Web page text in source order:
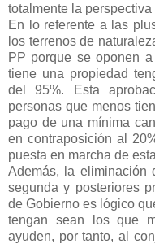
totalmente la
En lo referente a las
los terrenos de
PP porque se oponen
tiene una propiedad
del 95%. Esta
personas que menos
pago de una mínima
en contraposición al
puesta en marcha de
Además, la eliminación
segunda y posteriores
de Gobierno es lógico
tengan sean los que
ayuden, por tanto, al